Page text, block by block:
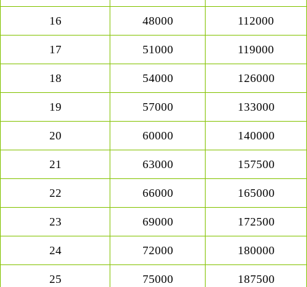
16 48000 112000
17 51000 119000
18 54000 126000
19 57000 133000
20 60000 140000
21 63000 157500
22 66000 165000
23 69000 172500
24 72000 180000
25 75000 187500